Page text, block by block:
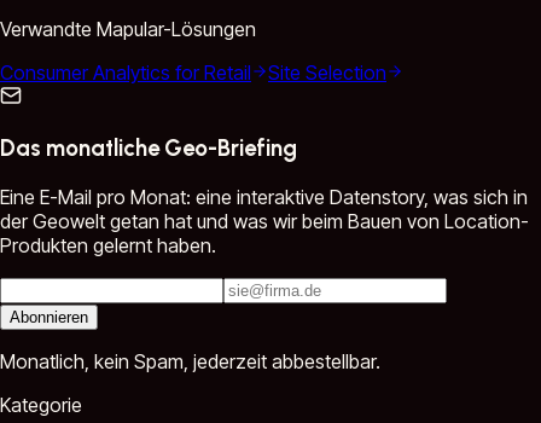
Verwandte Mapular-Lösungen
Consumer Analytics for Retail
Site Selection
Das monatliche Geo-Briefing
Eine E-Mail pro Monat: eine interaktive Datenstory, was sich in
der Geowelt getan hat und was wir beim Bauen von Location-
Produkten gelernt haben.
Abonnieren
Monatlich, kein Spam, jederzeit abbestellbar.
Kategorie